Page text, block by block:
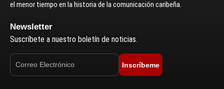
el menor tiempo en la historia de la comunicación caribeña.
Newsletter
Suscríbete a nuestro boletín de noticias.
Inscríbeme